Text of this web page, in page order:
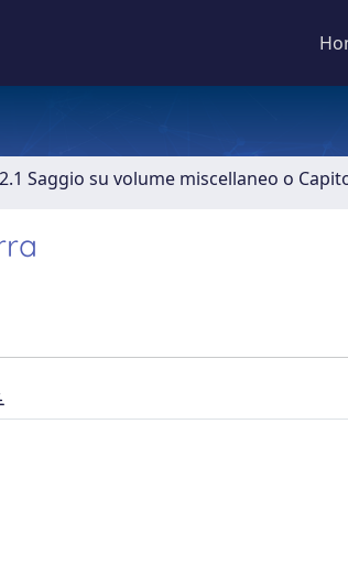
Saggio su volume miscellaneo o